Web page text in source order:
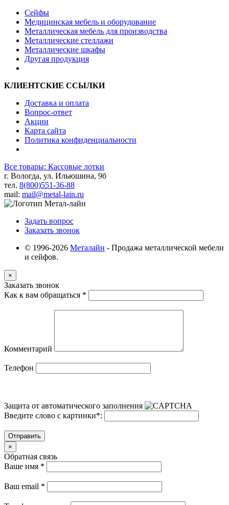
Сейфы
Медицинская мебель и оборудование
Металлическая мебель для производства
Металлические стеллажи
Металлические шкафы
Другая продукция
КЛИЕНТСКИЕ ССЫЛКИ
Доставка и оплата
Вопрос-ответ
Акции
Карта сайта
Политика конфиденциальности
Все товары: Кассовые лотки
г. Вологда, ул. Ильюшина, 9б
тел. 8(800)551-36-88
mail: mail@metal-lain.ru
Задать вопрос
Заказать звонок
© 1996-2026 Металайн - Продажа металлической мебели
и сейфов.
×
Заказать звонок
Как к вам обращаться *
Комментарий
Телефон
Защита от автоматического заполнения
Введите слово с картинки*:
Отправить
×
Обратная связь
Ваше имя *
Ваш email *